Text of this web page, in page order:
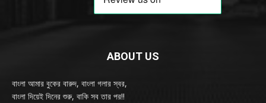
ABOUT US
বাংলা আমার বুকের বারুদ, বাংলা গলার স্বর,
বাংলা দিয়েই দিনের শুরু, বাকি সব তার পর!!